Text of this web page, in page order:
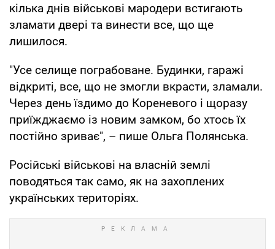
кілька днів військові мародери встигають
зламати двері та винести все, що ще
лишилося.
"Усе селище пограбоване. Будинки, гаражі
відкриті, все, що не змогли вкрасти, зламали.
Через день їздимо до Кореневого і щоразу
приїжджаємо із новим замком, бо хтось їх
постійно зриває", – пише Ольга Полянська.
Російські військові на власній землі
поводяться так само, як на захоплених
українських територіях.